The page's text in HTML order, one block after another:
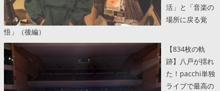
活」と「音楽の
場所に戻る覚
悟」（後編）
【834枚の軌
跡】八戸が揺れ
た！pacchi単独
ライブで最高の